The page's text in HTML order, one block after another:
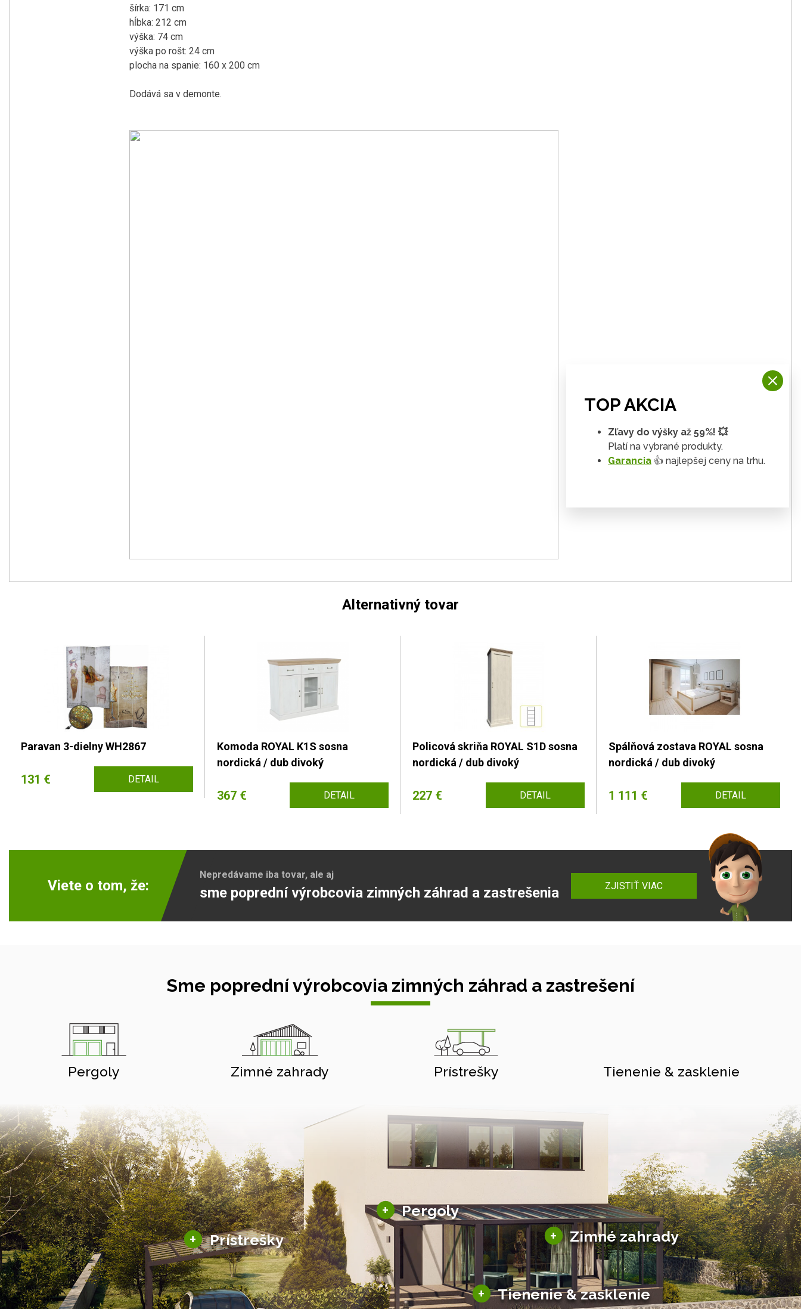
šírka: 171 cm
hĺbka: 212 cm
výška: 74 cm
výška po rošt: 24 cm
plocha na spanie: 160 x 200 cm
Dodává sa v demonte.
Alternativný tovar
Paravan 3-dielny WH2867
131 € DETAIL
Komoda ROYAL K1S sosna
nordická / dub divoký
367 € DETAIL
Policová skriňa ROYAL S1D sosna
nordická / dub divoký
227 € DETAIL
Spálňová zostava ROYAL sosna
nordická / dub divoký
1 111 € DETAIL
Viete o tom, že:
Nepredávame iba tovar, ale aj
sme poprední výrobcovia zimných záhrad a zastrešenia ZJISTIŤ VIAC
Sme poprední výrobcovia zimných záhrad a zastrešení
Pergoly Zimné zahrady Prístrešky Tienenie & zasklenie
+ Pergoly
Hliníkové pergoly
Bioklimatické pergoly
Altány a zastrešenie
Solárne pergoly
+ Zimné zahrady
Sezónne zimné záhrady
Hliníkové zimné záhrady
Posuvné zimné záhrady
Solárne zimné záhrady
+ Prístrešky
Hliníkové prístrešky
Solárne prístrešky pre auto
+ Tienenie & zasklenie
Tienenie
TOP AKCIA
Zľavy do výšky až 59%! 💥
Platí na vybrané produkty.
Garancia 👍 najlepšej ceny na trhu.